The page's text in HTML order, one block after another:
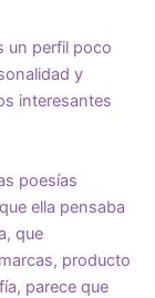
un perfil poco
y
interesantes
poesías
ella pensaba
que
producto
parece que